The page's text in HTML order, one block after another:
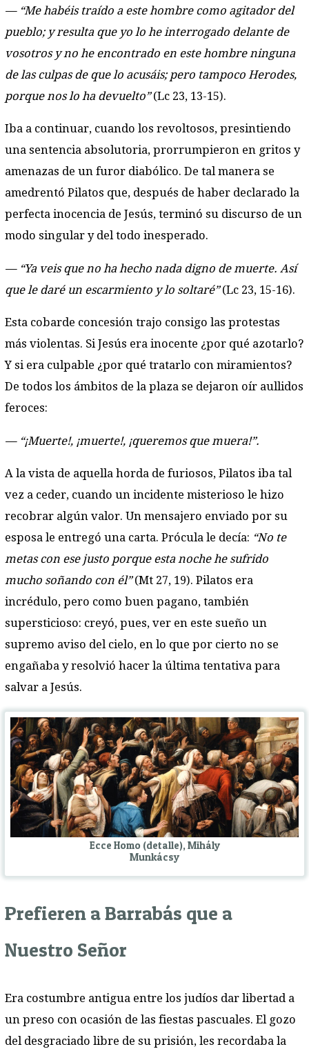
— “Me habéis traído a este hombre como agitador del
pueblo; y resulta que yo lo he interrogado delante de
vosotros y no he encontrado en este hombre ninguna
de las culpas de que lo acusáis; pero tampoco Herodes,
porque nos lo ha devuelto”(Lc 23, 13-15).
Iba a continuar, cuando los revoltosos, presintiendo
una sentencia absolutoria, prorrumpieron en gritos y
amenazas de un furor diabólico. De tal manera se
amedrentó Pilatos que, después de haber declarado la
perfecta inocencia de Jesús, terminó su discurso de un
modo singular y del todo inesperado.
— “Ya veis que no ha hecho nada digno de muerte. Así
que le daré un escarmiento y lo soltaré”(Lc 23, 15-16).
Esta cobarde concesión trajo consigo las protestas
más violentas. Si Jesús era inocente ¿por qué azotarlo?
Y si era culpable ¿por qué tratarlo con miramientos?
De todos los ámbitos de la plaza se dejaron oír aullidos
feroces:
— “¡Muerte!, ¡muerte!, ¡queremos que muera!”.
A la vista de aquella horda de furiosos, Pilatos iba tal
vez a ceder, cuando un incidente misterioso le hizo
recobrar algún valor. Un mensajero enviado por su
esposa le entregó una carta. Prócula le decía: “No te
metas con ese justo porque esta noche he sufrido
mucho soñando con él”(Mt 27, 19). Pilatos era
incrédulo, pero como buen pagano, también
supersticioso: creyó, pues, ver en este sueño un
supremo aviso del cielo, en lo que por cierto no se
engañaba y resolvió hacer la última tentativa para
salvar a Jesús.
Ecce Homo (detalle), Mihály
Munkácsy
Prefieren a Barrabás que a
Nuestro Señor
Era costumbre antigua entre los judíos dar libertad a
un preso con ocasión de las fiestas pascuales. El gozo
del desgraciado libre de su prisión, les recordaba la